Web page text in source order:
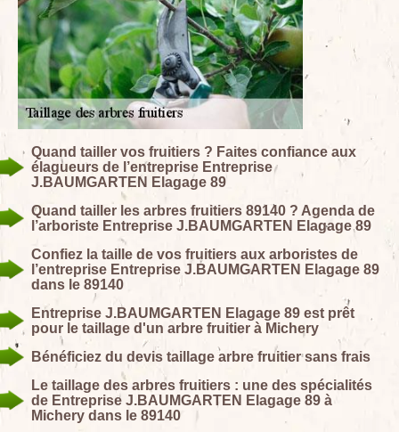
Quand tailler vos fruitiers ? Faites confiance aux
élagueurs de l’entreprise Entreprise
J.BAUMGARTEN Elagage 89
Quand tailler les arbres fruitiers 89140 ? Agenda de
l’arboriste Entreprise J.BAUMGARTEN Elagage 89
Confiez la taille de vos fruitiers aux arboristes de
l’entreprise Entreprise J.BAUMGARTEN Elagage 89
dans le 89140
Entreprise J.BAUMGARTEN Elagage 89 est prêt
pour le taillage d'un arbre fruitier à Michery
Bénéficiez du devis taillage arbre fruitier sans frais
Le taillage des arbres fruitiers : une des spécialités
de Entreprise J.BAUMGARTEN Elagage 89 à
Michery dans le 89140